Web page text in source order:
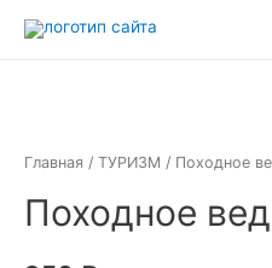
Главная / ТУРИЗМ / Походное
Походное